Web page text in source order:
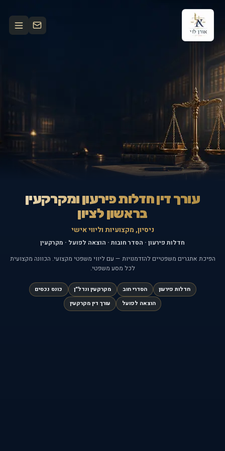
עורך דין חדלות פירעון ומקרקעין
בראשון לציון
ניסיון, מקצועיות וליווי אישי
חדלות פירעון · הסדר חובות · הוצאה לפועל · מקרקעין
הפיכת אתגרים משפטיים להזדמנויות — עם ליווי משפטי מקצועי. הכוונה מקצועית
לכל מסע משפטי.
חדלות פירעון הסדרי חוב מקרקעין ונדל״ן
כונס נכסים
הוצאה לפועל
עורך דין מקרקעין